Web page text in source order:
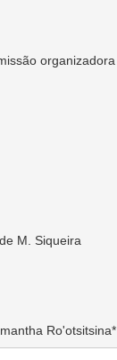
organizadora
M. Siqueira
*Samantha Ro'otsitsina*